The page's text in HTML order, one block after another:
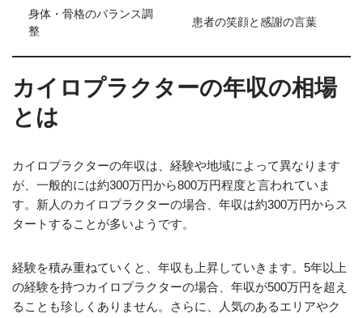
身体・骨格のバランス調
整
患者の笑顔と感謝の言葉
カイロプラクターの年収の相場
とは
カイロプラクターの年収は、経験や地域によって異なります
が、一般的には約300万円から800万円程度と言われていま
す。新人のカイロプラクターの場合、年収は約300万円からス
タートすることが多いようです。
経験を積み重ねていくと、年収も上昇していきます。5年以上
の経験を持つカイロプラクターの場合、年収が500万円を超え
ることも珍しくありません。さらに、人気のあるエリアやク